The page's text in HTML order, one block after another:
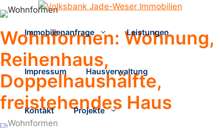
Zum
Inhalt
springenImmobilienanfrage Leistungen
Impressum Hausverwaltung
Kontakt Projekte
Wohnformen: Wohnung,
Reihenhaus,
Doppelhaushälfte,
freistehendes Haus